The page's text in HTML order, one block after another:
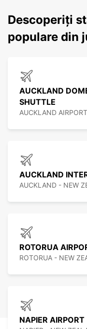
Descoperiți
populare din
AUCKLAND
SHUTTLE
AUCKLAND
AUCKLAND
AUCKLAND - NEW
ROTORUA
ROTORUA - NEW
NAPIER AIRPORT